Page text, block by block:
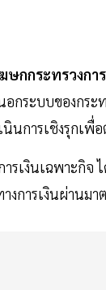
ษกกระทรวงกา
ระบบของกระท
นการเชิงรุกเพื่
เงินเฉพาะกิจ
การเงินผ่านมา